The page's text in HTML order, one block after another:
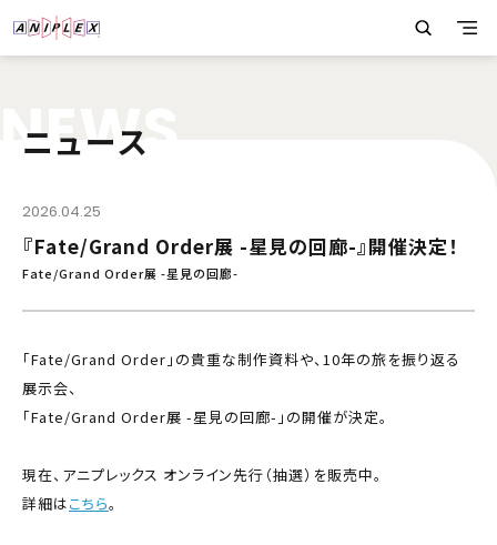
NEWS
ニュース
2026.04.25
『Fate/Grand Order展 -星見の回廊-』開催決定！
Fate/Grand Order展 -星見の回廊-
「Fate/Grand Order」の貴重な制作資料や、10年の旅を振り返る
展示会、
「Fate/Grand Order展 -星見の回廊-」の開催が決定。
現在、アニプレックス オンライン先行（抽選）を販売中。
詳細はこちら。